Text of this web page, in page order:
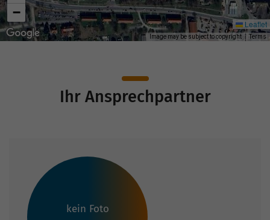
−
Leaflet
Image may be subject to copyright Terms
Ihr Ansprechpartner
kein Foto